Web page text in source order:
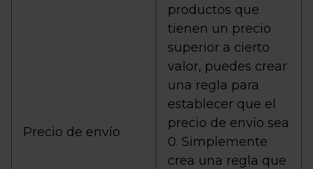
Precio de envío
productos que
tienen un precio
superior a cierto
valor, puedes crear
una regla para
establecer que el
precio de envío sea
0. Simplemente
crea una regla que